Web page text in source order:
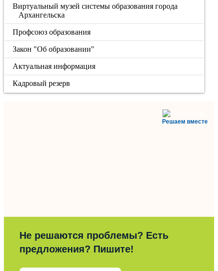
Виртуальный музей системы образования города
Архангельска
Профсоюз образования
Закон "Об образовании"
Актуальная информация
Кадровый резерв
Решаем вместе
Не решаются проблемы? Есть
предложения? Пишите!